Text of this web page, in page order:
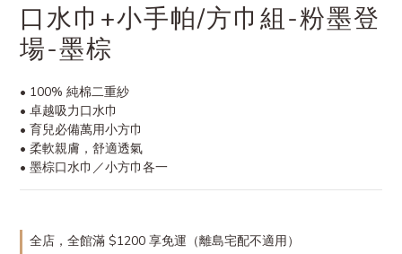
口水巾+小手帕/方巾組-粉墨登
場-墨棕
• 100% 純棉二重紗
• 卓越吸力口水巾
• 育兒必備萬用小方巾
• 柔軟親膚，舒適透氣
• 墨棕口水巾／小方巾各一
全店，全館滿 $1200 享免運（離島宅配不適用）